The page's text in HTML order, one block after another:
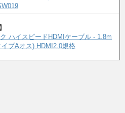
ハイスピードHDMIケーブル - 1.8m
プAオス) HDMI2.0規格